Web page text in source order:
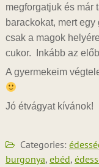
megforgatjuk és már
barackokat, mert
csak a magok
cukor.
Inkább az
A gyermekeim
Jó étvágyat kívánok!
Categories:
burgonya, ebéd,